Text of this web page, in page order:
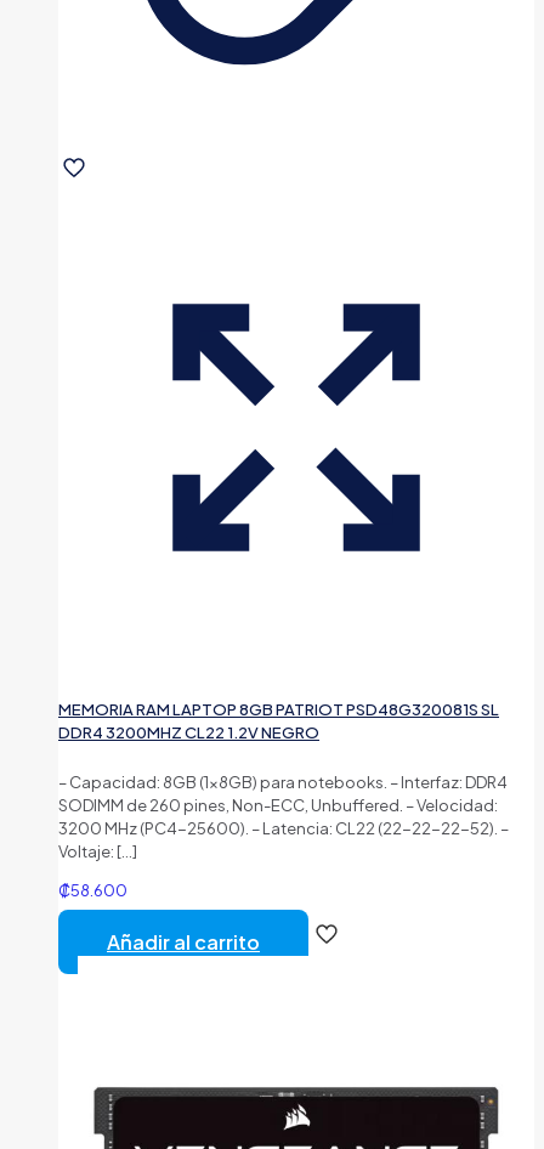
MEMORIA RAM LAPTOP 8GB PATRIOT PSD48G320081S SL
DDR4 3200MHZ CL22 1.2V NEGRO
– Capacidad: 8GB (1x8GB) para notebooks. – Interfaz: DDR4
SODIMM de 260 pines, Non-ECC, Unbuffered. – Velocidad:
3200 MHz (PC4-25600). – Latencia: CL22 (22-22-22-52). –
Voltaje: […]
₡58.600
Añadir al carrito